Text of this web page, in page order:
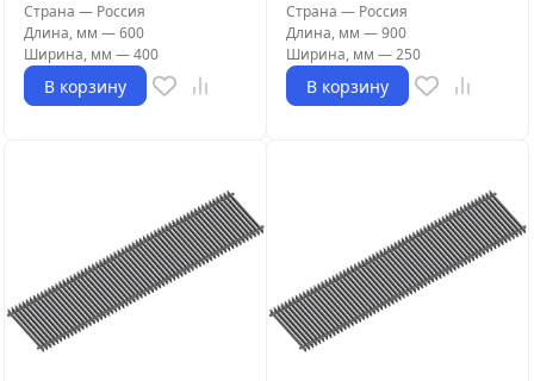
Страна — Россия
Длина, мм —600
Ширина, мм —400
В корзину
Страна — Россия
Длина, мм —900
Ширина, мм —250
В корзину